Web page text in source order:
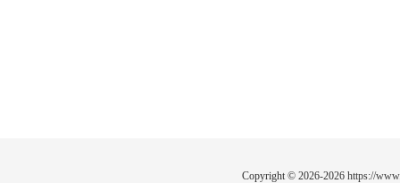
Copyright © 2026-2026 https://